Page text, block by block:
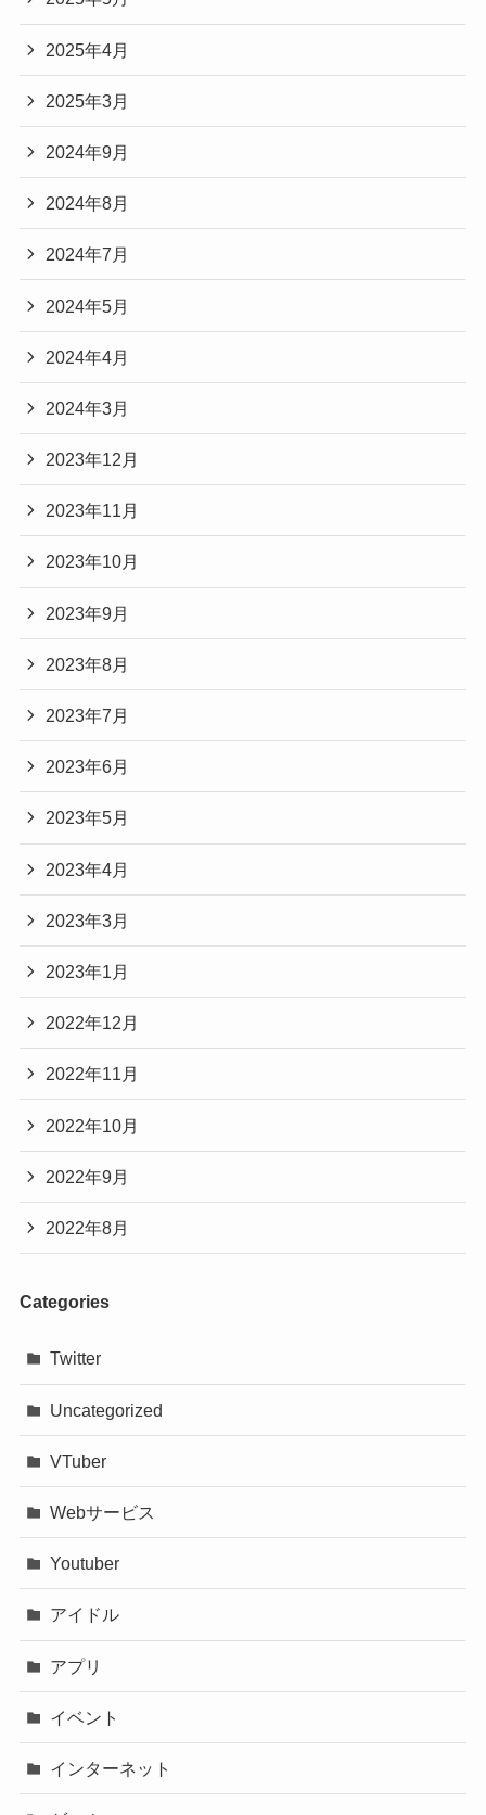
2025年4月
2025年3月
2024年9月
2024年8月
2024年7月
2024年5月
2024年4月
2024年3月
2023年12月
2023年11月
2023年10月
2023年9月
2023年8月
2023年7月
2023年6月
2023年5月
2023年4月
2023年3月
2023年1月
2022年12月
2022年11月
2022年10月
2022年9月
2022年8月
Categories
Twitter
Uncategorized
VTuber
Webサービス
Youtuber
アイドル
アプリ
イベント
インターネット